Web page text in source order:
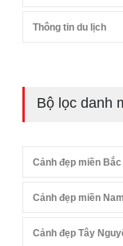
Thông tin du lịch
Bộ lọc danh
Cảnh đẹp miền Bắc
Cảnh đẹp miền Nam
Cảnh đẹp Tây